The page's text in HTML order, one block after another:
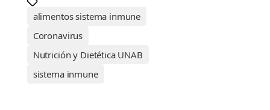
alimentos sistema inmune
Coronavirus
Nutrición y Dietética UNAB
sistema inmune